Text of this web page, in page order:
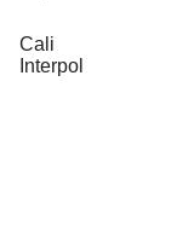
Cali
Interpol